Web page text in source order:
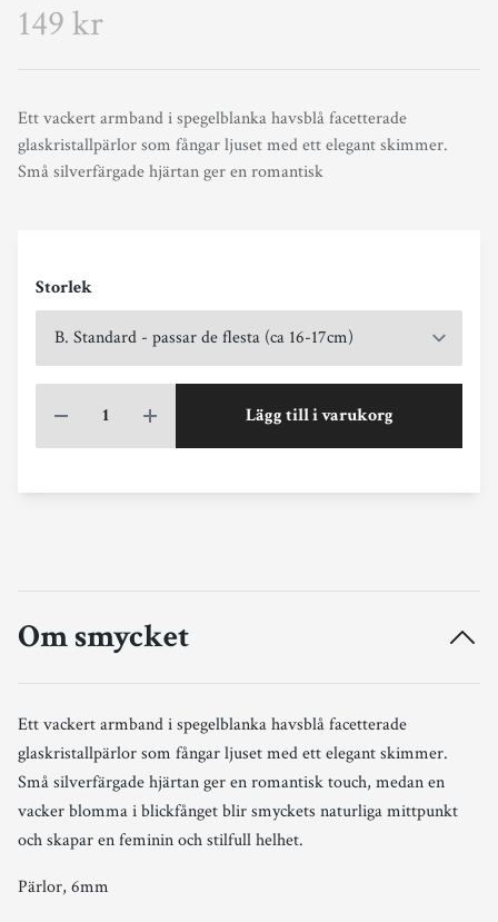
149 kr
Ett vackert armband i spegelblanka havsblå facetterade
glaskristallpärlor som fångar ljuset med ett elegant skimmer.
Små silverfärgade hjärtan ger en romantisk
Storlek
Lägg till i varukorg
Om smycket
Ett vackert armband i spegelblanka havsblå facetterade
glaskristallpärlor som fångar ljuset med ett elegant skimmer.
Små silverfärgade hjärtan ger en romantisk touch, medan en
vacker blomma i blickfånget blir smyckets naturliga mittpunkt
och skapar en feminin och stilfull helhet.
Pärlor, 6mm